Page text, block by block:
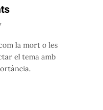
la mort o les
el tema amb